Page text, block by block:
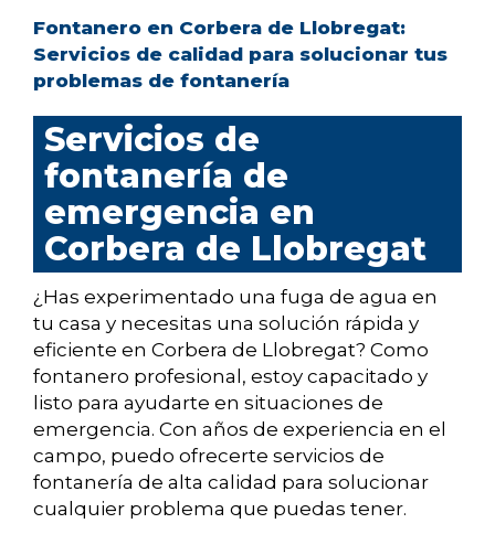
Fontanero en Corbera de Llobregat:
Servicios de calidad para solucionar tus
problemas de fontanería
Servicios de
fontanería de
emergencia en
Corbera de Llobregat
¿Has experimentado una fuga de agua en
tu casa y necesitas una solución rápida y
eficiente en Corbera de Llobregat? Como
fontanero profesional, estoy capacitado y
listo para ayudarte en situaciones de
emergencia. Con años de experiencia en el
campo, puedo ofrecerte servicios de
fontanería de alta calidad para solucionar
cualquier problema que puedas tener.